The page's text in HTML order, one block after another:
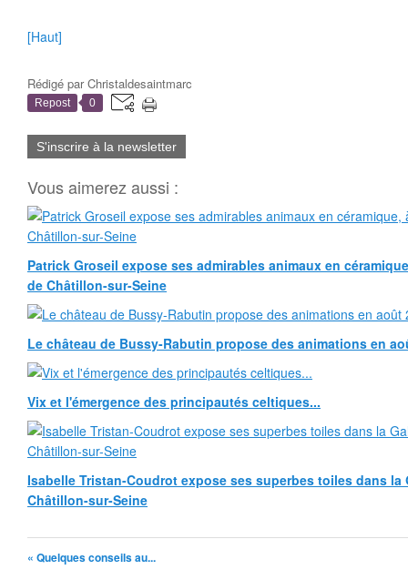
[Haut]
Rédigé parChristaldesaintmarc
Repost 0
S'inscrire à la newsletter
Vous aimerez aussi :
Patrick Groseil expose ses admirables animaux en
de Châtillon-sur-Seine
Le château de Bussy-Rabutin propose des animations en
Vix et l'émergence des principautés celtiques...
Isabelle Tristan-Coudrot expose ses superbes toiles dans la
Châtillon-sur-Seine
« Quelques conseils au...